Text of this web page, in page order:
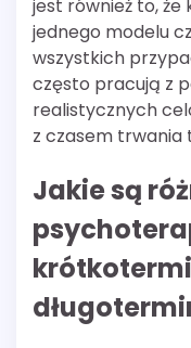
jest również to, że
jednego modelu
wszystkich
często pracują z
realistycznych
z czasem trwania
Jakie są